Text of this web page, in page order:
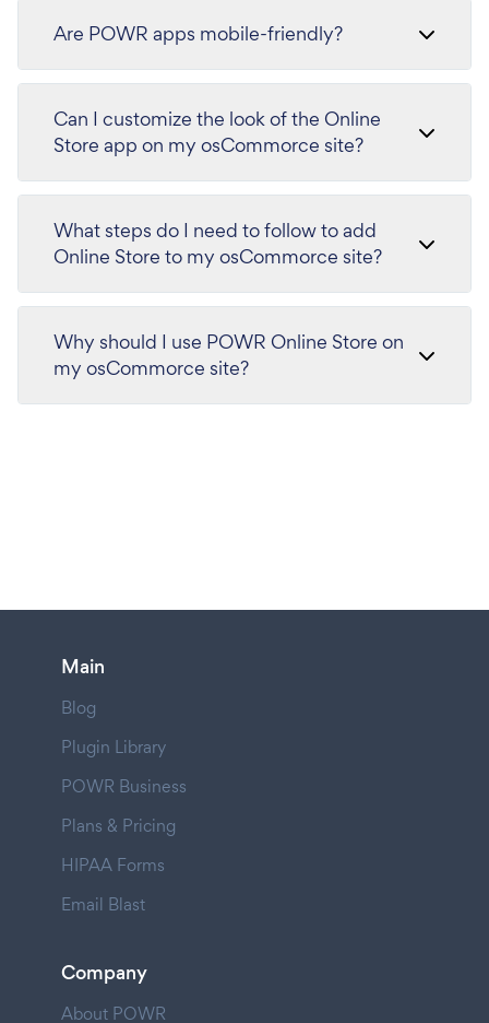
Are POWR apps mobile-friendly?
Can I customize the look of the Online
Store app on my osCommorce site?
What steps do I need to follow to add
Online Store to my osCommorce site?
Why should I use POWR Online Store on
my osCommorce site?
Main
Blog
Plugin Library
POWR Business
Plans & Pricing
HIPAA Forms
Email Blast
Company
About POWR